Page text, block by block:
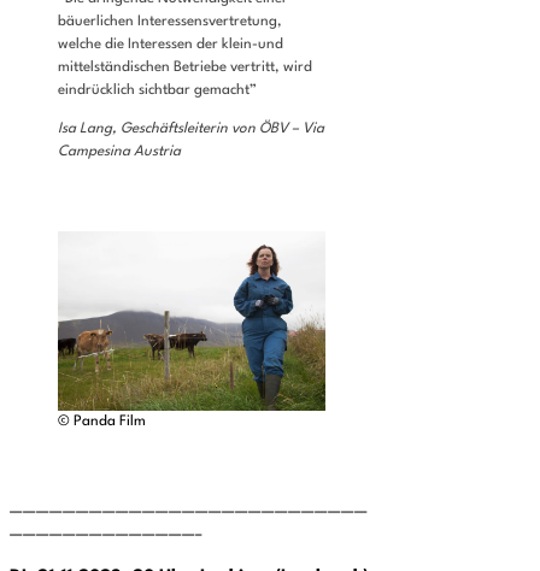
bäuerlichen Interessensvertretung,
welche die Interessen der klein-und
mittelständischen Betriebe vertritt, wird
eindrücklich sichtbar gemacht”
Isa Lang, Geschäftsleiterin von ÖBV – Via
Campesina Austria
© Panda Film
———————————————————————————
——————————————–